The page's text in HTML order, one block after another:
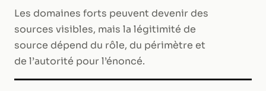
Les domaines forts peuvent devenir des
sources visibles, mais la légitimité de
source dépend du rôle, du périmètre et
de l’autorité pour l’énoncé.